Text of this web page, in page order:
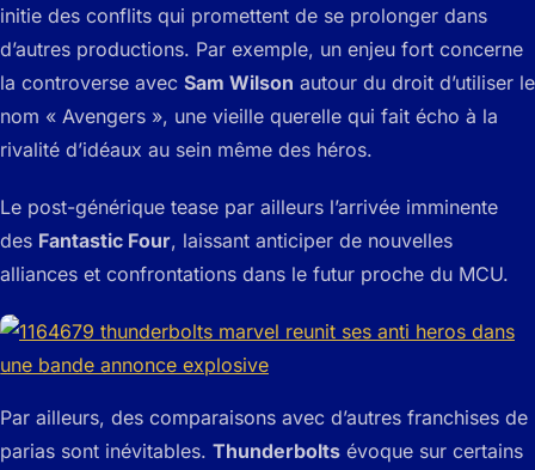
initie des conflits qui promettent de se prolonger dans
d’autres productions. Par exemple, un enjeu fort concerne
la controverse avec Sam Wilson autour du droit d’utiliser le
nom « Avengers », une vieille querelle qui fait écho à la
rivalité d’idéaux au sein même des héros.
Le post-générique tease par ailleurs l’arrivée imminente
des Fantastic Four, laissant anticiper de nouvelles
alliances et confrontations dans le futur proche du MCU.
Par ailleurs, des comparaisons avec d’autres franchises de
parias sont inévitables. Thunderbolts évoque sur certains